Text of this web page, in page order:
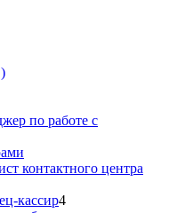
по работе с
контактного центра
кассир4